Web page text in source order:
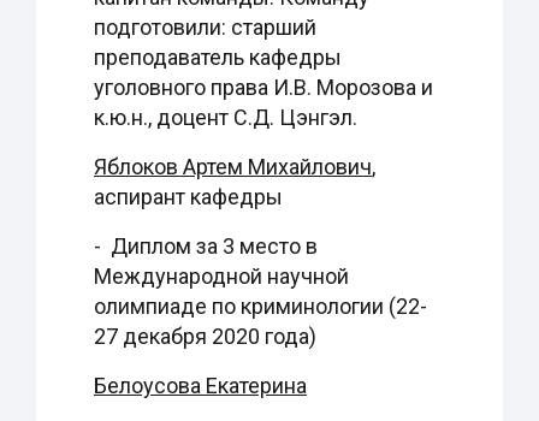
подготовили: старший
преподаватель кафедры
уголовного права И.В. Морозова и
к.ю.н., доцент С.Д. Цэнгэл.
Яблоков Артем Михайлович,
аспирант кафедры
- Диплом за 3 место в
Международной научной
олимпиаде по криминологии (22-
27 декабря 2020 года)
Белоусова Екатерина